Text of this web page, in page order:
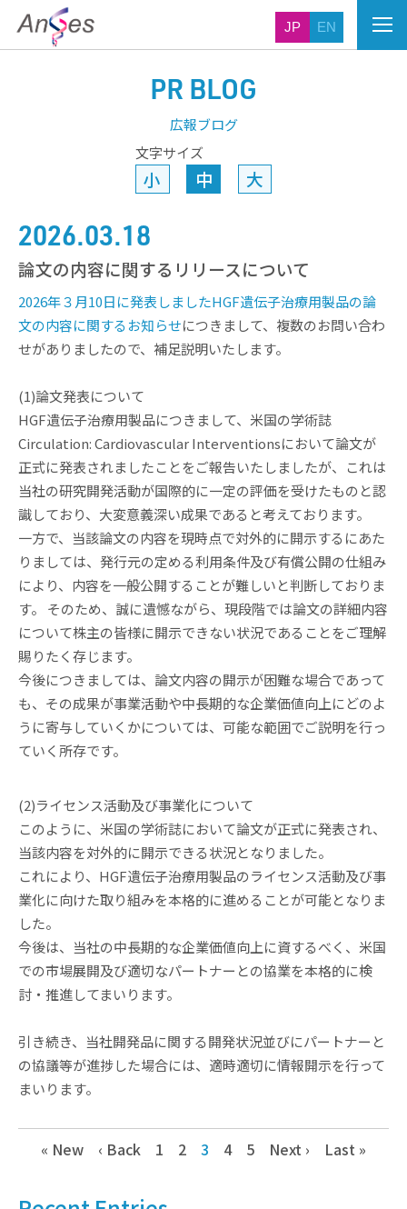
JP EN
PR BLOG
広報ブログ
文字サイズ
小 中 大
2026.03.18
論文の内容に関するリリースについて
2026年３月10日に発表しましたHGF遺伝子治療用製品の論
文の内容に関するお知らせにつきまして、複数のお問い合わ
せがありましたので、補足説明いたします。
(1)論文発表について
HGF遺伝子治療用製品につきまして、米国の学術誌
Circulation: Cardiovascular Interventionsにおいて論文が
正式に発表されましたことをご報告いたしましたが、これは
当社の研究開発活動が国際的に一定の評価を受けたものと認
識しており、大変意義深い成果であると考えております。
一方で、当該論文の内容を現時点で対外的に開示するにあた
りましては、発行元の定める利用条件及び有償公開の仕組み
により、内容を一般公開することが難しいと判断しておりま
す。 そのため、誠に遺憾ながら、現段階では論文の詳細内容
について株主の皆様に開示できない状況であることをご理解
賜りたく存じます。
今後につきましては、論文内容の開示が困難な場合であって
も、その成果が事業活動や中長期的な企業価値向上にどのよ
うに寄与していくかについては、可能な範囲でご説明を行っ
ていく所存です。
(2)ライセンス活動及び事業化について
このように、米国の学術誌において論文が正式に発表され、
当該内容を対外的に開示できる状況となりました。
これにより、HGF遺伝子治療用製品のライセンス活動及び事
業化に向けた取り組みを本格的に進めることが可能となりま
した。
今後は、当社の中長期的な企業価値向上に資するべく、米国
での市場展開及び適切なパートナーとの協業を本格的に検
討・推進してまいります。
引き続き、当社開発品に関する開発状況並びにパートナーと
の協議等が進捗した場合には、適時適切に情報開示を行って
まいります。
« New ‹ Back 1 2 3 4 5 Next › Last »